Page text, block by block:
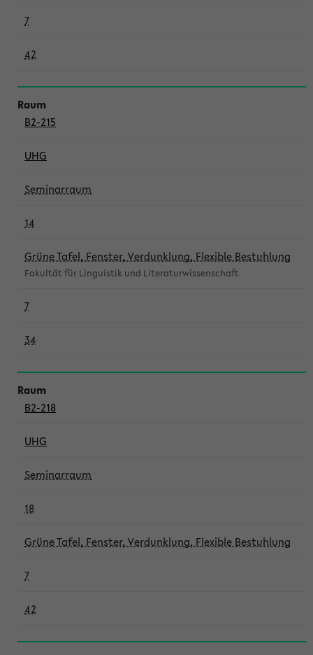
7
42
B2-215
UHG
Seminarraum
14
Grüne Tafel, Fenster, Verdunklung, Flexible Bestuhlung
Fakultät für Linguistik und Literaturwissenschaft
7
34
B2-218
UHG
Seminarraum
18
Grüne Tafel, Fenster, Verdunklung, Flexible Bestuhlung
7
42